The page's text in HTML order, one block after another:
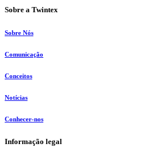
Sobre a Twintex
Sobre Nós
Comunicação
Conceitos
Notícias
Conhecer-nos
Informação legal